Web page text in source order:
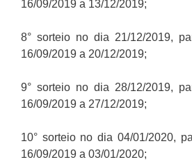
16/09/2019 a 13/12/2019;
8° sorteio no dia 21/12/2019,
16/09/2019 a 20/12/2019;
9° sorteio no dia 28/12/2019,
16/09/2019 a 27/12/2019;
10° sorteio no dia 04/01/2020,
16/09/2019 a 03/01/2020;